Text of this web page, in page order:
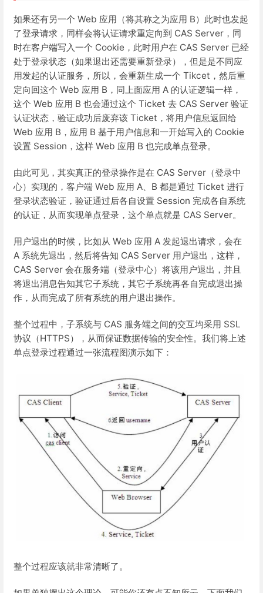
如果还有另一个 Web 应用（将其称之为应用 B）此时也发起
了登录请求，同样会将认证请求重定向到 CAS Server，同
时在客户端写入一个 Cookie，此时用户在 CAS Server 已经
处于登录状态（如果退出还需要重新登录），但是是不同应
用发起的认证服务，所以，会重新生成一个 Tikcet，然后重
定向回这个 Web 应用 B，同上面应用 A 的认证逻辑一样，
这个 Web 应用 B 也会通过这个 Ticket 去 CAS Server 验证
认证状态，验证成功后废弃该 Ticket，将用户信息返回给
Web 应用 B，应用 B 基于用户信息和一开始写入的 Cookie
设置 Session，这样 Web 应用 B 也完成单点登录。
由此可见，其实真正的登录操作是在 CAS Server（登录中
心）实现的，客户端 Web 应用 A、B 都是通过 Ticket 进行
登录状态验证，验证通过后各自设置 Session 完成各自系统
的认证，从而实现单点登录，这个单点就是 CAS Server。
用户退出的时候，比如从 Web 应用 A 发起退出请求，会在
A 系统先退出，然后将告知 CAS Server 用户退出，这样，
CAS Server 会在服务端（登录中心）将该用户退出，并且
将退出消息告知其它子系统，其它子系统再各自完成退出操
作，从而完成了所有系统的用户退出操作。
整个过程中，子系统与 CAS 服务端之间的交互均采用 SSL
协议（HTTPS），从而保证数据传输的安全性。我们将上述
单点登录过程通过一张流程图演示如下：
整个过程应该就非常清晰了。